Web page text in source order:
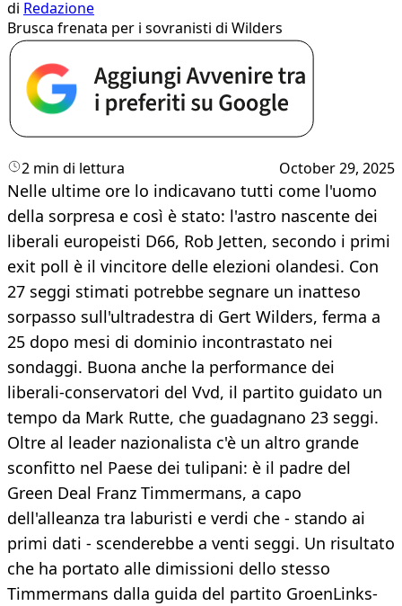
di Redazione
Brusca frenata per i sovranisti di Wilders
2 min di lettura October 29, 2025
Nelle ultime ore lo indicavano tutti come l'uomo
della sorpresa e così è stato: l'astro nascente dei
liberali europeisti D66, Rob Jetten, secondo i primi
exit poll è il vincitore delle elezioni olandesi. Con
27 seggi stimati potrebbe segnare un inatteso
sorpasso sull'ultradestra di Gert Wilders, ferma a
25 dopo mesi di dominio incontrastato nei
sondaggi. Buona anche la performance dei
liberali-conservatori del Vvd, il partito guidato un
tempo da Mark Rutte, che guadagnano 23 seggi.
Oltre al leader nazionalista c'è un altro grande
sconfitto nel Paese dei tulipani: è il padre del
Green Deal Franz Timmermans, a capo
dell'alleanza tra laburisti e verdi che - stando ai
primi dati - scenderebbe a venti seggi. Un risultato
che ha portato alle dimissioni dello stesso
Timmermans dalla guida del partito GroenLinks-